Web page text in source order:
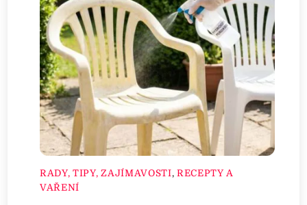
RADY, TIPY, ZAJÍMAVOSTI, RECEPTY A
VAŘENÍ